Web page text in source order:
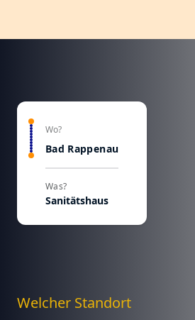
Wo?
Bad Rappenau
Was?
Sanitätshaus
Welcher Standort